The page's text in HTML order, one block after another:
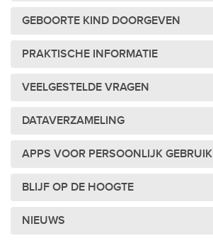
GEBOORTE KIND DOORGEVEN
PRAKTISCHE INFORMATIE
VEELGESTELDE VRAGEN
DATAVERZAMELING
APPS VOOR PERSOONLIJK GEBRUIK
BLIJF OP DE HOOGTE
NIEUWS